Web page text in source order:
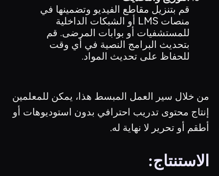
قم بتنزيل مقاطع الفيديو وتضمينها في
منصات LMS أو الشبكات الداخلية
للمستشفيات أو بوابات المرضى. قم
بتحديث البرامج النصية في أي وقت
للحفاظ على تحديث المواد.
من خلال سير العمل المبسط هذا، يمكن للمعلمين
إنتاج محتوى تدريب احترافي بدون استوديوهات أو
أطقم أو تحرير لا نهاية له.
الاستنتاج: